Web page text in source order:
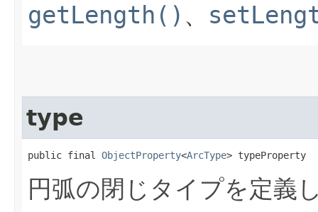
getLength() 、
type
public final ObjectProperty<ArcType> typeProperty
円弧の閉じタイプを定義